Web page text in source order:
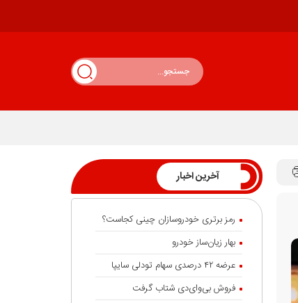
آخرین اخبار
رمز برتری خودروسازان چینی کجاست؟
بهار زیان‌ساز خودرو
عرضه ۴۲ درصدی سهام تودلی سایپا
فروش بی‌وای‌دی شتاب گرفت